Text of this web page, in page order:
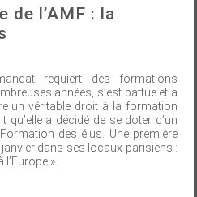
de l’AMF : la
requiert des formations
années, s’est battue et a
un véritable droit à la formation
qu’elle a décidé de se doter d’un
des élus. Une première
dans ses locaux parisiens :
».